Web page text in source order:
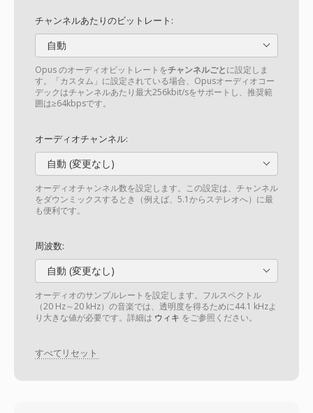
チャンネルあたりのビットレート:
自動
Opus のオーディオビットレートをチャンネルごとに設定しま
す。「カスタム」に設定されている場合、Opusオーディオコー
デックはチャンネルあたり最大256kbit/sをサポートし、推奨範
囲は≥64kbpsです。
オーディオチャンネル:
自動 (変更なし)
オーディオチャンネル数を設定します。この設定は、チャンネル
をダウンミックスするとき（例えば、5.1からステレオへ）に最
も便利です。
周波数:
自動 (変更なし)
オーディオのサンプルレートを設定します。フルスペクトル
（20 Hz～20 kHz）の音楽では、透明度を得るために44.1 kHzよ
り大きな値が必要です。詳細は ウィキ をご参照ください。
すべてリセット